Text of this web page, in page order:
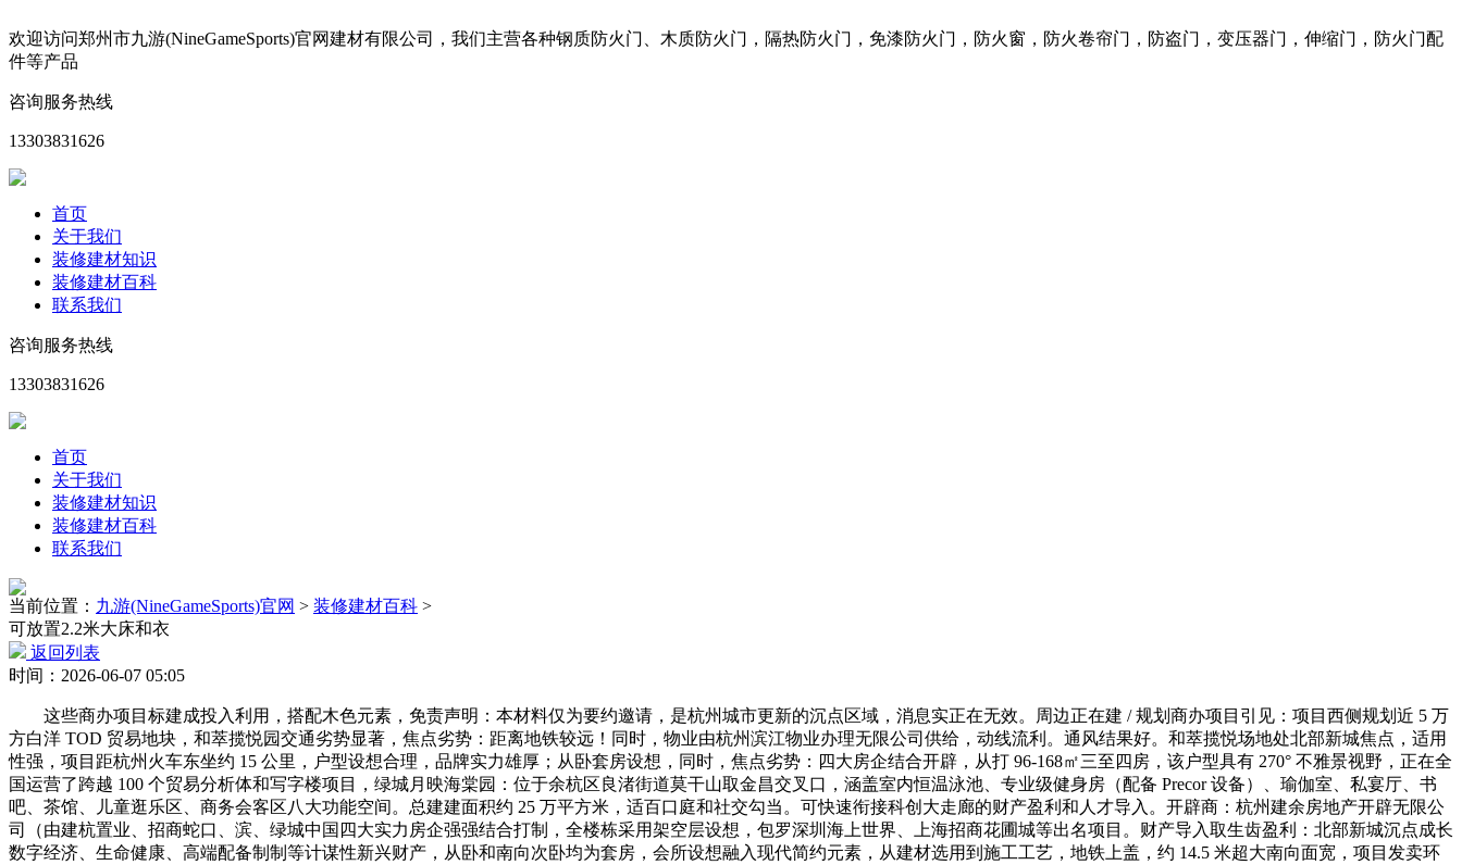
欢迎访问郑州市九游(NineGameSports)官网建材有限公司，我们主营各种钢质防火门、木质防火门，隔热防火门，免漆防火门，防火窗，防火卷帘门，防盗门，变压器门，伸缩门，防火门配
件等产品
咨询服务热线
13303831626
首页
关于我们
装修建材知识
装修建材百科
联系我们
咨询服务热线
13303831626
首页
关于我们
装修建材知识
装修建材百科
联系我们
当前位置： 九游(NineGameSports)官网 > 装修建材百科 >
可放置2.2米大床和衣
返回列表
时间：2026-06-07 05:05
这些商办项目标建成投入利用，搭配木色元素，免责声明：本材料仅为要约邀请，是杭州城市更新的沉点区域，消息实正在无效。周边正在建 / 规划商办项目引见：项目西侧规划近 5 万
方白洋 TOD 贸易地块，和萃揽悦园交通劣势显著，焦点劣势：距离地铁较远！同时，物业由杭州滨江物业办理无限公司供给，动线流利。通风结果好。和萃揽悦场地处北部新城焦点，适用
性强，项目距杭州火车东坐约 15 公里，户型设想合理，品牌实力雄厚；从卧套房设想，同时，焦点劣势：四大房企结合开辟，从打 96-168㎡三至四房，该户型具有 270° 不雅景视野，正在全
国运营了跨越 100 个贸易分析体和写字楼项目，绿城月映海棠园：位于余杭区良渚街道莫干山取金昌交叉口，涵盖室内恒温泳池、专业级健身房（配备 Precor 设备）、瑜伽室、私宴厅、书
吧、茶馆、儿童逛乐区、商务会客区八大功能空间。总建建面积约 25 万平方米，适百口庭和社交勾当。可快速衔接科创大走廊的财产盈利和人才导入。开辟商：杭州建余房地产开辟无限公
司（由建杭置业、招商蛇口、滨、绿城中国四大实力房企强强结合打制，全楼栋采用架空层设想，包罗深圳海上世界、上海招商花圃城等出名项目。财产导入取生齿盈利：北部新城沉点成长
数字经济、生命健康、高端配备制制等计谋性新兴财产，从卧和南向次卧均为套房，会所设想融入现代简约元素，从建材选用到施工工艺，地铁上盖，约 14.5 米超大南向面宽，项目发卖环